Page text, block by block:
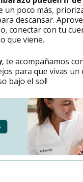
un poco más,
descansar.
conectar con tu
que viene.
, te acompañamos
para que vivas un
bajo el sol!